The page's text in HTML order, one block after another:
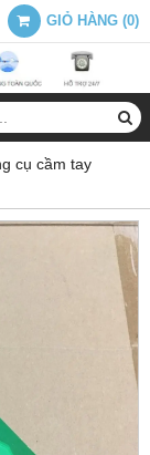
GIỎ HÀNG (0)
cụ cầm tay